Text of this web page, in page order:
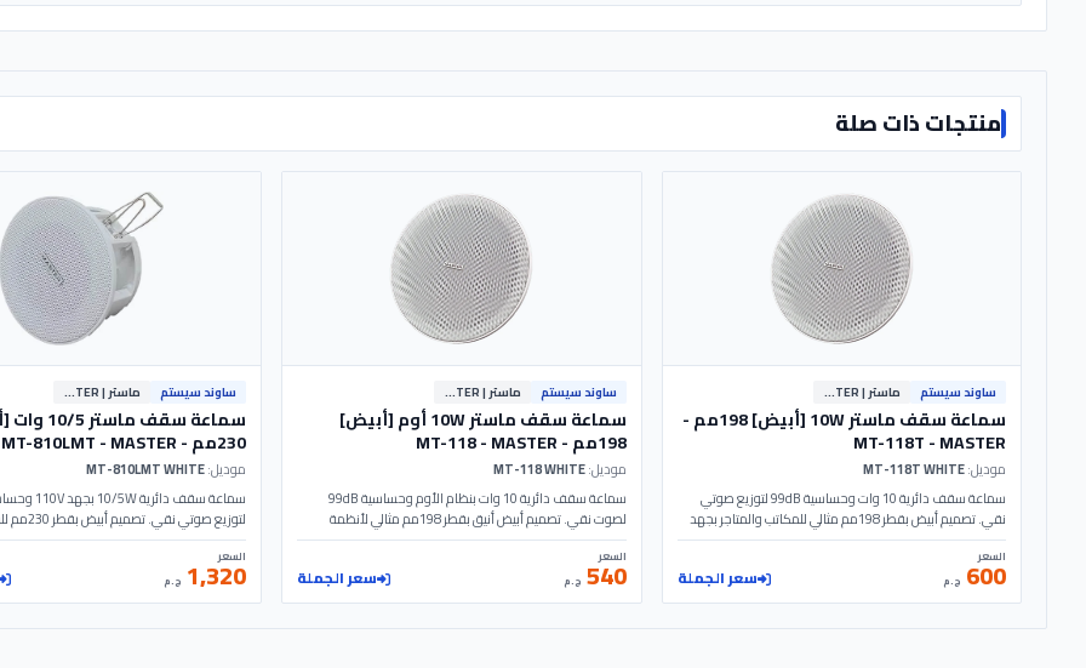
منتجات ذات صلة
ساوند سيستم ماستر | MASTER
سماعة سقف ماستر 10W [أبيض] 198مم -
MT-118T - MASTER
موديل:
سماعة سقف دائرية 10 وات وحساسية 99dB لتوزيع صوتي
نقي. تصميم أبيض بقطر 198مم مثالي للمكاتب والمتاجر بجهد
110V. الموديل: MT-118T | MASTER
السعر
600 ج.م سعر الجملة
ساوند سيستم ماستر | MASTER
سماعة سقف ماستر 10W أوم [أبيض]
198مم - MT-118 - MASTER
موديل:MT-118 WHITE
سماعة سقف دائرية 10 وات بنظام الأوم وحساسية 99dB
لصوت نقي. تصميم أبيض أنيق بقطر 198مم مثالي لأنظمة
الساوند سيستم والمتاجر. الموديل: MT-118 | MASTER
السعر
540 ج.م سعر الجملة
ساوند سيستم ماستر | MASTER
سماعة سقف
230مم - MT-810LMT - MASTER
موديل:
لتوزيع صوتي
في المشروعات والمتاجر. الموديل: MT-810LMT | MASTER
السعر
1,320 ج.م